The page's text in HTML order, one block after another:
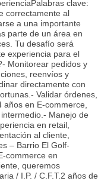
clave:
correctamente al
a una importante
parte de un área en
Tu desafío será
experiencia para el
Monitorear pedidos y
reenvíos y
directamente con
Validar órdenes,
en E-commerce,
Manejo de
en retail,
al cliente,
– Barrio El Golf-
commerce en
queremos
/ I.P. / C.F.T.2 años de